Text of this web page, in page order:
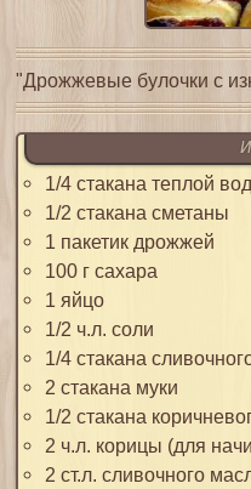
"Дрожжевые булочки с
1/4 стакана теплой
1/2 стакана сметаны
1 пакетик дрожжей
100 г сахара
1 яйцо
1/2 ч.л. соли
1/4 стакана
2 стакана муки
1/2 cтакана
2 ч.л. корицы (для
2 ст.л. сливочного